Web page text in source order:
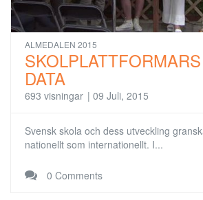
ALMEDALEN 2015
DATA
693 visningar | 09 Juli, 2015
Svensk skola och dess utveckling
nationellt som internationellt. I...
0 Comments